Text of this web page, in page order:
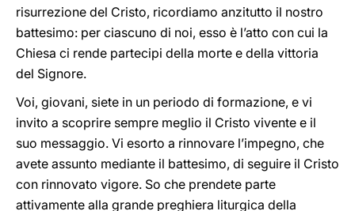
risurrezione del Cristo, ricordiamo anzitutto il nostro
battesimo: per ciascuno di noi, esso è l’atto con cui la
Chiesa ci rende partecipi della morte e della vittoria
del Signore.
Voi, giovani, siete in un periodo di formazione, e vi
invito a scoprire sempre meglio il Cristo vivente e il
suo messaggio. Vi esorto a rinnovare l’impegno, che
avete assunto mediante il battesimo, di seguire il Cristo
con rinnovato vigore. So che prendete parte
attivamente alla grande preghiera liturgica della